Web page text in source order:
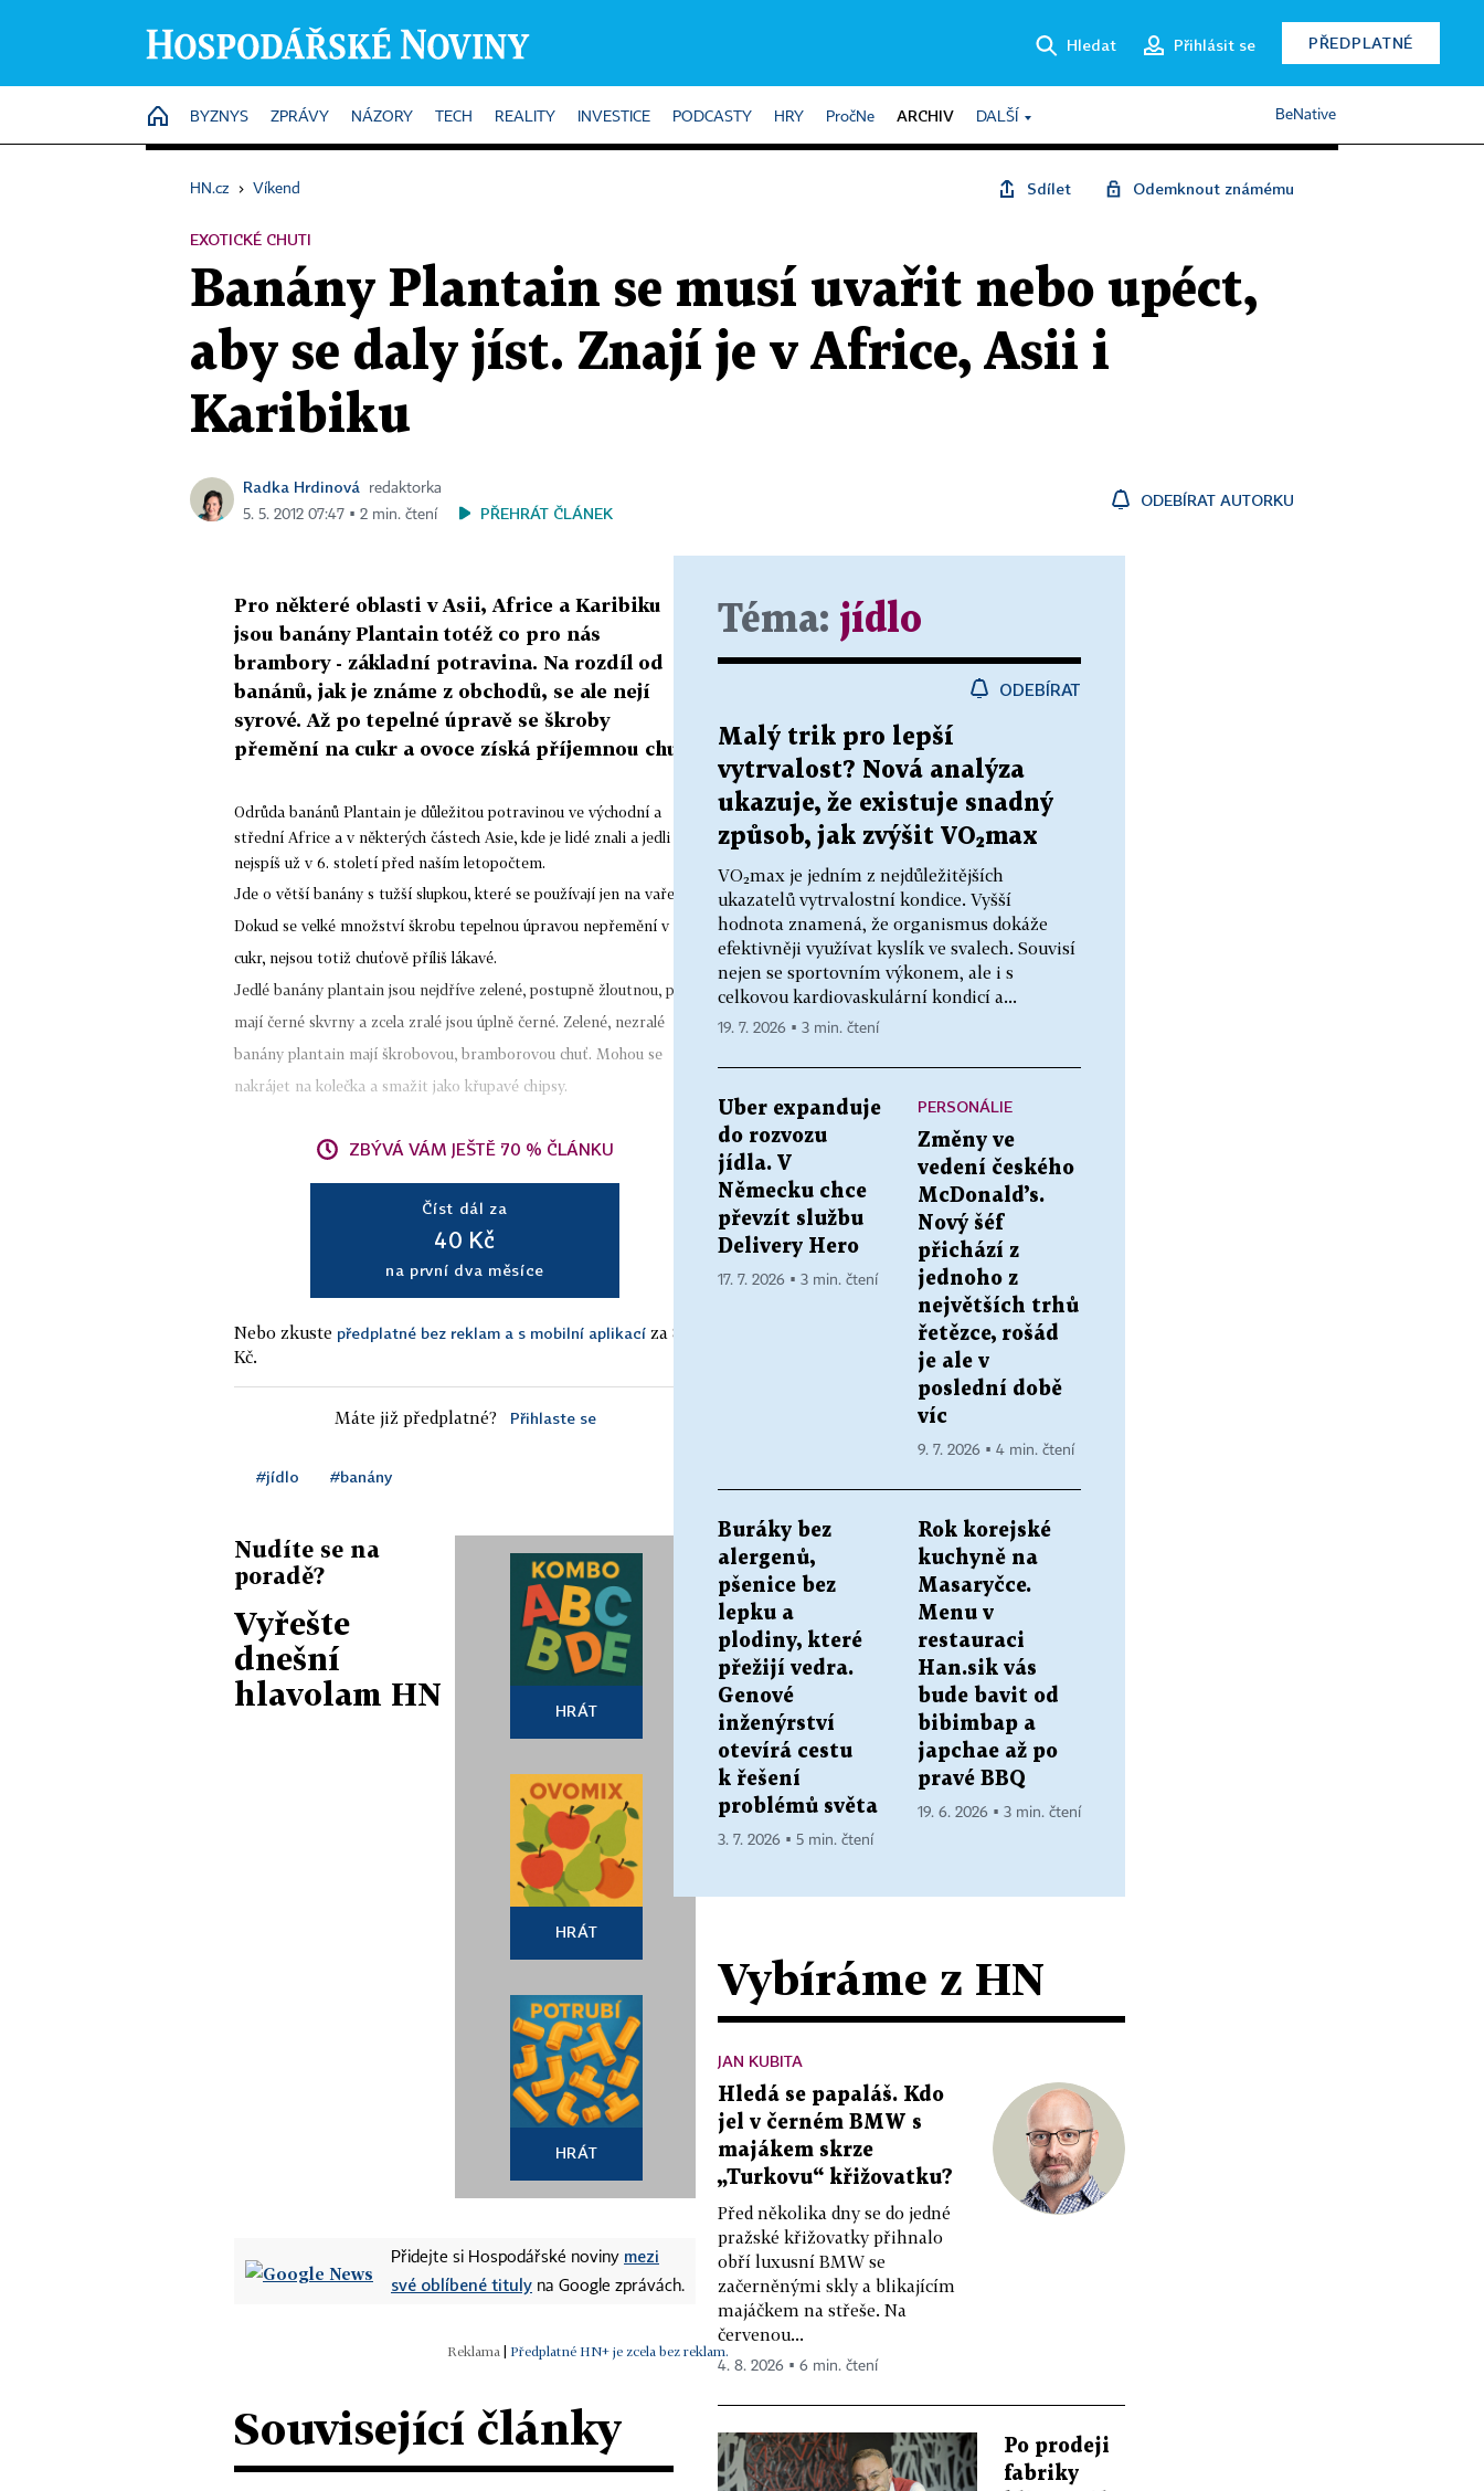
Hledat Přihlásit se PŘEDPLATNÉ
HOME
BYZNYS ZPRÁVY NÁZORY TECH REALITY INVESTICE PODCASTY HRY PročNe ARCHIV DALŠÍ BeNative
HN.cz › Víkend Sdílet Odemknout známému
EXOTICKÉ CHUTI
Banány Plantain se musí uvařit nebo upéct,
aby se daly jíst. Znají je v Africe, Asii i
Karibiku
Radka Hrdinová
redaktorka
5. 5. 2012 07:47 ▪ 2 min. čtení
PŘEHRÁT ČLÁNEK
ODEBÍRAT AUTORKU
Pro některé oblasti v Asii, Africe a Karibiku
jsou banány Plantain totéž co pro nás
brambory - základní potravina. Na rozdíl od
banánů, jak je známe z obchodů, se ale nejí
syrové. Až po tepelné úpravě se škroby
přemění na cukr a ovoce získá příjemnou chuť.
Odrůda banánů Plantain je důležitou potravinou ve východní a
střední Africe a v některých částech Asie, kde je lidé znali a jedli
nejspíš už v 6. století před naším letopočtem.
Jde o větší banány s tužší slupkou, které se používají jen na vaření.
Dokud se velké množství škrobu tepelnou úpravou nepřemění v
cukr, nejsou totiž chuťově příliš lákavé.
Jedlé banány plantain jsou nejdříve zelené, postupně žloutnou, pak
mají černé skvrny a zcela zralé jsou úplně černé. Zelené, nezralé
banány plantain mají škrobovou, bramborovou chuť. Mohou se
nakrájet na kolečka a smažit jako křupavé chipsy.
ZBÝVÁ VÁM JEŠTĚ 70 % ČLÁNKU
Číst dál za
40 Kč
na první dva měsíce
Nebo zkuste předplatné bez reklam a s mobilní aplikací za 80
Kč.
Máte již předplatné? Přihlaste se
#jídlo #banány
Nudíte se na
poradě?
Vyřešte
dnešní
hlavolam HN
HRÁT
HRÁT
HRÁT
Přidejte si Hospodářské noviny mezi
své oblíbené tituly na Google zprávách.
Předplatné HN+ je zcela bez reklam.
Související články
Téma: jídlo
ODEBÍRAT
Malý trik pro lepší
vytrvalost? Nová analýza
ukazuje, že existuje snadný
způsob, jak zvýšit VO₂max
VO₂max je jedním z nejdůležitějších
ukazatelů vytrvalostní kondice. Vyšší
hodnota znamená, že organismus dokáže
efektivněji využívat kyslík ve svalech. Souvisí
nejen se sportovním výkonem, ale i s
celkovou kardiovaskulární kondicí a...
19. 7. 2026 ▪ 3 min. čtení
Uber expanduje
do rozvozu
jídla. V
Německu chce
převzít službu
Delivery Hero
17. 7. 2026 ▪ 3 min. čtení
PERSONÁLIE
Změny ve
vedení českého
McDonald’s.
Nový šéf
přichází z
jednoho z
největších trhů
řetězce, rošád
je ale v
poslední době
víc
9. 7. 2026 ▪ 4 min. čtení
Buráky bez
alergenů,
pšenice bez
lepku a
plodiny, které
přežijí vedra.
Genové
inženýrství
otevírá cestu
k řešení
problémů světa
3. 7. 2026 ▪ 5 min. čtení
Rok korejské
kuchyně na
Masaryčce.
Menu v
restauraci
Han.sik vás
bude bavit od
bibimbap a
japchae až po
pravé BBQ
19. 6. 2026 ▪ 3 min. čtení
Vybíráme z HN
JAN KUBITA
Hledá se papaláš. Kdo
jel v černém BMW s
majákem skrze
„Turkovu“ křižovatku?
Před několika dny se do jedné
pražské křižovatky přihnalo
obří luxusní BMW se
začerněnými skly a blikajícím
majáčkem na střeše. Na
červenou...
4. 8. 2026 ▪ 6 min. čtení
Po prodeji
fabriky